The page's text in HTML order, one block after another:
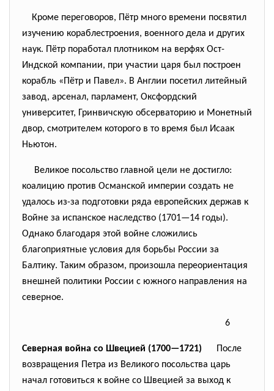
Кроме переговоров, Пётр много времени посвятил
изучению кораблестроения, военного дела и других
наук. Пётр поработал плотником на верфях Ост-
Индской компании, при участии царя был построен
корабль «Пётр и Павел». В Англии посетил литейный
завод, арсенал, парламент, Оксфордский
университет, Гринвичскую обсерваторию и Монетный
двор, смотрителем которого в то время был Исаак
Ньютон.
Великое посольство главной цели не достигло:
коалицию против Османской империи создать не
удалось из-за подготовки ряда европейских держав к
Войне за испанское наследство (1701—14 годы).
Однако благодаря этой войне сложились
благоприятные условия для борьбы России за
Балтику. Таким образом, произошла переориентация
внешней политики России с южного направления на
северное.
6
Северная война со Швецией (1700—1721) После
возвращения Петра из Великого посольства царь
начал готовиться к войне со Швецией за выход к